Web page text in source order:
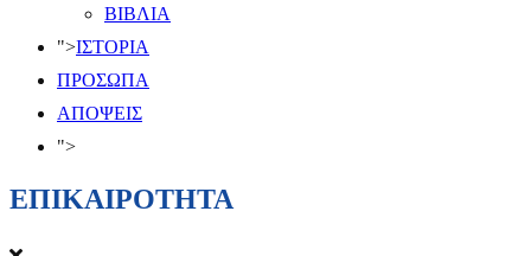
ΒΙΒΛΙΑ
">ΙΣΤΟΡΙΑ
ΠΡΟΣΩΠΑ
ΑΠΟΨΕΙΣ
">
ΕΠΙΚΑΙΡΟΤΗΤΑ